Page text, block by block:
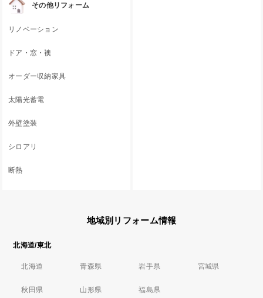
その他リフォーム
リノベーション
ドア・窓・襖
オーダー収納家具
太陽光蓄電
外壁塗装
シロアリ
断熱
地域別リフォーム情報
北海道/東北
北海道 青森県 岩手県 宮城県
秋田県 山形県 福島県